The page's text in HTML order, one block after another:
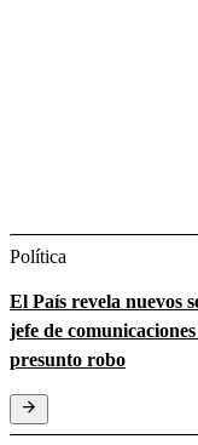
Política
El País revela nuevos
jefe de
presunto robo